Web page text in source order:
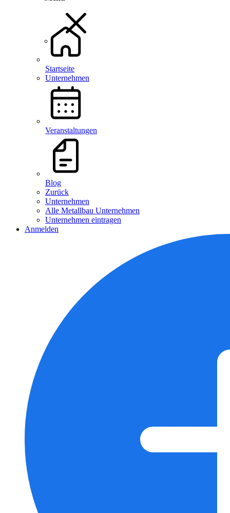
Startseite
Unternehmen
Veranstaltungen
Blog
Zurück
Unternehmen
Alle Metallbau Unternehmen
Unternehmen eintragen
Anmelden